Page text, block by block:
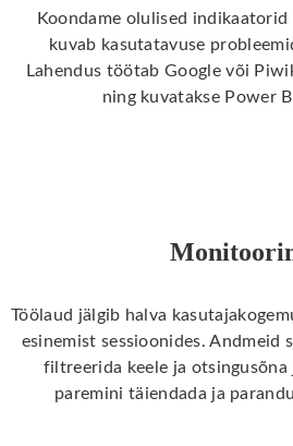
Koondame olulised
kuvab kasutatavuse
Lahendus töötab Google või
ning kuvatakse Power
Töölaud jälgib halva
esinemist sessioonides. Andmeid
filtreerida keele ja otsingusõna
paremini täiendada ja